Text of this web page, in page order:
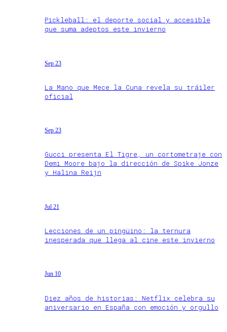
Pickleball: el deporte social y accesible
que suma adeptos este invierno
Sep 23
La Mano que Mece la Cuna revela su tráiler
oficial
Sep 23
Gucci presenta El Tigre, un cortometraje con
Demi Moore bajo la dirección de Spike Jonze
y Halina Reijn
Jul 21
Lecciones de un pingüino: la ternura
inesperada que llega al cine este invierno
Jun 10
Diez años de historias: Netflix celebra su
aniversario en España con emoción y orgullo